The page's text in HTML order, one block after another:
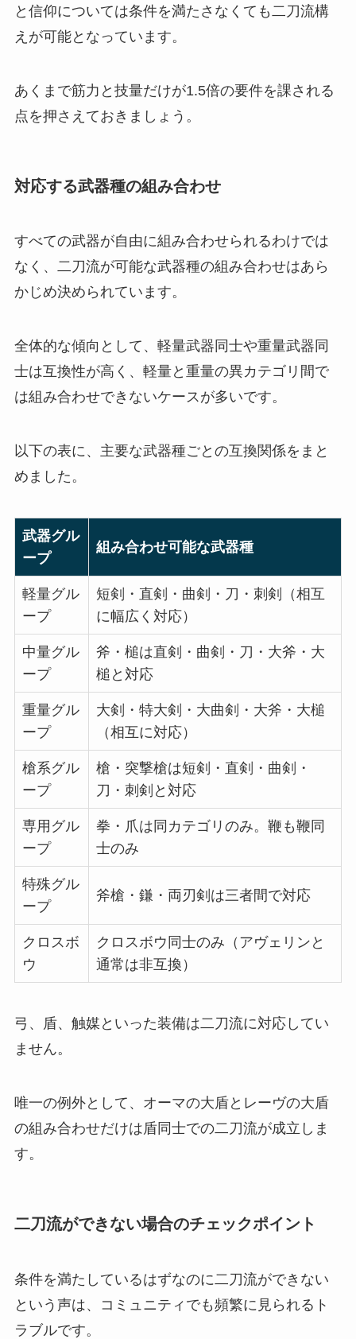
と信仰については条件を満たさなくても二刀流構
えが可能となっています。
あくまで筋力と技量だけが1.5倍の要件を課される
点を押さえておきましょう。
対応する武器種の組み合わせ
すべての武器が自由に組み合わせられるわけでは
なく、二刀流が可能な武器種の組み合わせはあら
かじめ決められています。
全体的な傾向として、軽量武器同士や重量武器同
士は互換性が高く、軽量と重量の異カテゴリ間で
は組み合わせできないケースが多いです。
以下の表に、主要な武器種ごとの互換関係をまと
めました。
武器グル
ープ
組み合わせ可能な武器種
軽量グル
ープ
短剣・直剣・曲剣・刀・刺剣（相互
に幅広く対応）
中量グル
ープ
斧・槌は直剣・曲剣・刀・大斧・大
槌と対応
重量グル
ープ
大剣・特大剣・大曲剣・大斧・大槌
（相互に対応）
槍系グル
ープ
槍・突撃槍は短剣・直剣・曲剣・
刀・刺剣と対応
専用グル
ープ
拳・爪は同カテゴリのみ。鞭も鞭同
士のみ
特殊グル
ープ
斧槍・鎌・両刃剣は三者間で対応
クロスボ
ウ
クロスボウ同士のみ（アヴェリンと
通常は非互換）
弓、盾、触媒といった装備は二刀流に対応してい
ません。
唯一の例外として、オーマの大盾とレーヴの大盾
の組み合わせだけは盾同士での二刀流が成立しま
す。
二刀流ができない場合のチェックポイント
条件を満たしているはずなのに二刀流ができない
という声は、コミュニティでも頻繁に見られるト
ラブルです。